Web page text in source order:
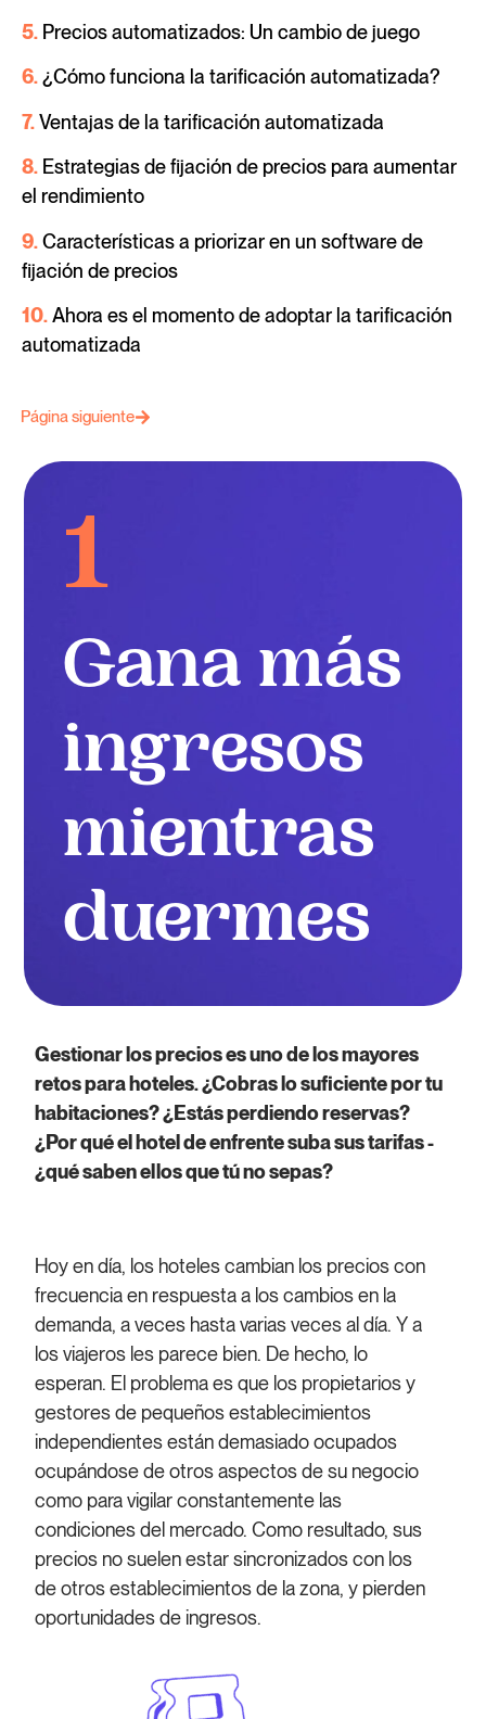
5. Precios automatizados: Un cambio de juego
6.¿Cómo funciona la tarificación automatizada?
7.Ventajas de la tarificación automatizada
8. Estrategias de fijación de precios para aumentar
el rendimiento
9.Características a priorizar en un software de
fijación de precios
10.Ahora es el momento de adoptar la tarificación
automatizada
Página siguiente
1
Gana más
ingresos
mientras
duermes
Gestionar los precios es uno de los mayores
retospara hoteles. ¿Cobras lo suficiente por tu
habitaciones? ¿Estás perdiendo reservas?
¿Por quéel hotel de enfrente suba sus tarifas -
¿qué saben ellos que tú no sepas?
Hoy en día, los hoteles cambian los precios con
frecuencia en respuesta a los cambios en la
demanda, a veces hasta varias veces al día. Y a
los viajeros les parece bien. De hecho, lo
esperan. El problema es que los propietarios y
gestores de pequeños establecimientos
independientes están demasiado ocupados
ocupándose de otros aspectos de su negocio
como para vigilar constantemente las
condiciones del mercado. Como resultado, sus
precios no suelen estar sincronizados con los
de otros establecimientos de la zona, y pierden
oportunidades de ingresos.